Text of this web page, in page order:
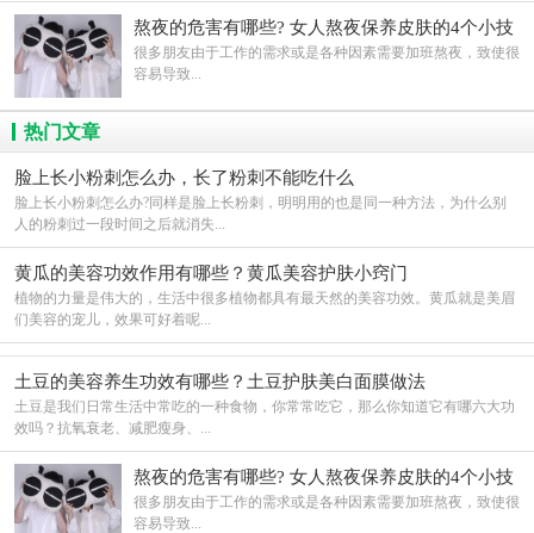
熬夜的危害有哪些? 女人熬夜保养皮肤的4个小技
巧
很多朋友由于工作的需求或是各种因素需要加班熬夜，致使很
容易导致...
热门文章
脸上长小粉刺怎么办，长了粉刺不能吃什么
脸上长小粉刺怎么办?同样是脸上长粉刺，明明用的也是同一种方法，为什么别
人的粉刺过一段时间之后就消失...
黄瓜的美容功效作用有哪些？黄瓜美容护肤小窍门
植物的力量是伟大的，生活中很多植物都具有最天然的美容功效。黄瓜就是美眉
们美容的宠儿，效果可好着呢...
土豆的美容养生功效有哪些？土豆护肤美白面膜做法
土豆是我们日常生活中常吃的一种食物，你常常吃它，那么你知道它有哪六大功
效吗？抗氧衰老、减肥瘦身、...
熬夜的危害有哪些? 女人熬夜保养皮肤的4个小技
巧
很多朋友由于工作的需求或是各种因素需要加班熬夜，致使很
容易导致...